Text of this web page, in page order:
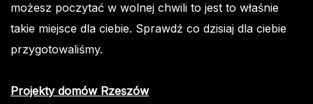
możesz poczytać w wolnej chwili to jest to właśnie
takie miejsce dla ciebie. Sprawdź co dzisiaj dla ciebie
przygotowaliśmy.
Projekty domów Rzeszów